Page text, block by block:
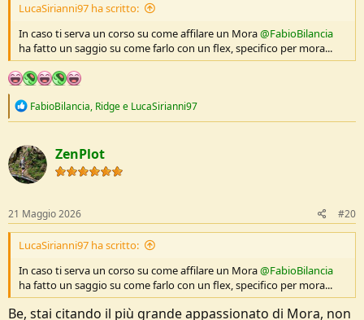
LucaSirianni97 ha scritto:
In caso ti serva un corso su come affilare un Mora@FabioBilancia
ha fatto un saggio su come farlo con un flex, specifico per mora...
R
c
t
i
o
s
:
FabioBilancia, Ridgee LucaSirianni97
ZenPlot
21 Maggio 2026 #20
LucaSirianni97 ha scritto:
In caso ti serva un corso su come affilare un Mora@FabioBilancia
ha fatto un saggio su come farlo con un flex, specifico per mora...
Be, stai citando il più grande appassionato di Mora, non